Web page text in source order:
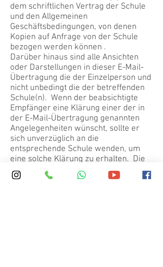
dem schriftlichen Vertrag der Schule
und den Allgemeinen
Geschäftsbedingungen, von denen
Kopien auf Anfrage von der Schule
bezogen werden können .
Darüber hinaus sind alle Ansichten
oder Darstellungen in dieser E-Mail-
Übertragung die der Einzelperson und
nicht unbedingt die der betreffenden
Schule(n). Wenn der beabsichtigte
Empfänger eine Klärung einer der in
der E-Mail-Übertragung genannten
Angelegenheiten wünscht, sollte er
sich unverzüglich an die
entsprechende Schule wenden, um
eine solche Klärung zu erhalten. Die
Schule haftet nicht für Ansichten oder
Darstellungen in der E-Mail-